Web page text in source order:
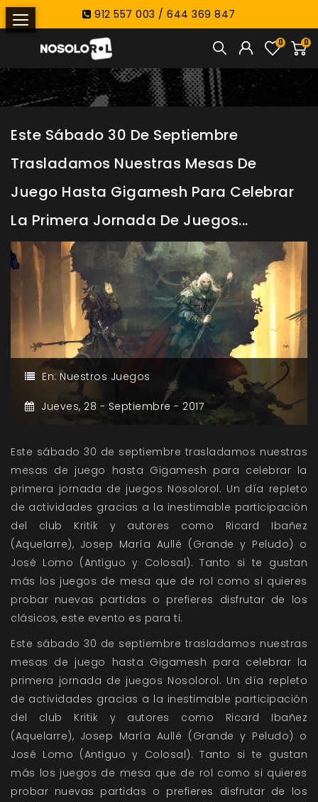
912 557 003 / 644 369 847
0
0
Este Sábado 30 De Septiembre
Trasladamos Nuestras Mesas De
Juego Hasta Gigamesh Para Celebrar
La Primera Jornada De Juegos...
En: Nuestros Juegos
Jueves, 28 - Septiembre - 2017
Este sábado 30 de septiembre trasladamos nuestras
mesas de juego hasta Gigamesh para celebrar la
primera jornada de juegos Nosolorol. Un día repleto
de actividades gracias a la inestimable participación
del club Kritik y autores como Ricard Ibañez
(Aquelarre), Josep María Aullé (Grande y Peludo) o
José Lomo (Antiguo y Colosal). Tanto si te gustan
más los juegos de mesa que de rol como si quieres
probar nuevas partidas o prefieres disfrutar de los
clásicos, este evento es para ti.
Este sábado 30 de septiembre trasladamos nuestras
mesas de juego hasta Gigamesh para celebrar la
primera jornada de juegos Nosolorol. Un día repleto
de actividades gracias a la inestimable participación
del club Kritik y autores como Ricard Ibañez
(Aquelarre), Josep María Aullé (Grande y Peludo) o
José Lomo (Antiguo y Colosal). Tanto si te gustan
más los juegos de mesa que de rol como si quieres
probar nuevas partidas o prefieres disfrutar de los